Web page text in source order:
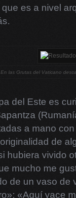
es a nivel
En las Grutas del Vaticano
del Este es
a mano
de
hubiera vivido
mucho me
de un vaso de
«Aquí yace